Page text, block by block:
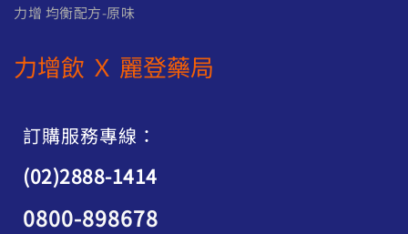
力增 均衡配方-原味
力增飲 Ｘ 麗登藥局
訂購服務專線：
(02)2888-1414
0800-898678